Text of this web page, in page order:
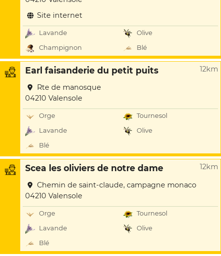
Site internet
Lavande
Olive
Champignon
Blé
Earl faisanderie du petit puits 12km
Rte de manosque
04210 Valensole
Orge
Tournesol
Lavande
Olive
Blé
Scea les oliviers de notre dame 12km
Chemin de saint-claude, campagne monaco
04210 Valensole
Orge
Tournesol
Lavande
Olive
Blé